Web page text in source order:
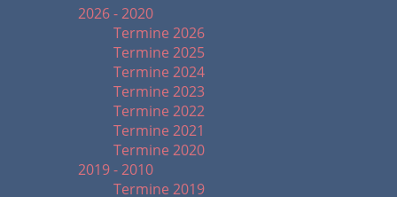
2026 - 2020
Termine 2026
Termine 2025
Termine 2024
Termine 2023
Termine 2022
Termine 2021
Termine 2020
2019 - 2010
Termine 2019